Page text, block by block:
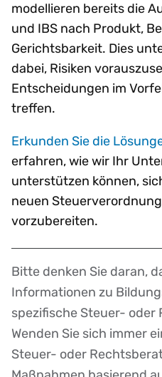
modellieren bereits die
und IBS nach Produkt,
Gerichtsbarkeit. Dies
dabei, Risiken
Entscheidungen im
treffen.
Erkunden Sie die
erfahren, wie wir Ihr
unterstützen können,
neuen
vorzubereiten.
Disclaimer
Bitte denken Sie daran,
Informationen zu
spezifische Steuer- oder
Wenden Sie sich immer
Steuer- oder